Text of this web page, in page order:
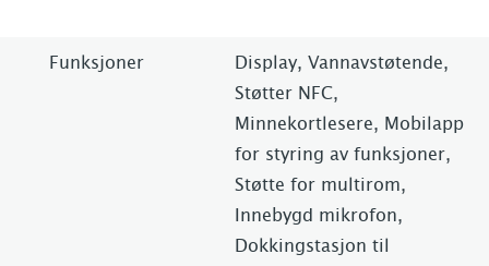
Funksjoner
Display, Vannavstøtende,
Støtter NFC,
Minnekortlesere, Mobilapp
for styring av funksjoner,
Støtte for multirom,
Innebygd mikrofon,
Dokkingstasjon til